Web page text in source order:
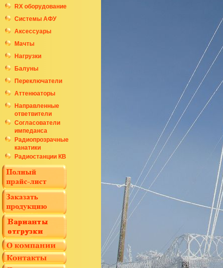
RX оборудование
Системы АФУ
Аксессуары
Мачты
Нагрузки
Балуны
Переключатели
Аттенюаторы
Направленные
ответвители
Согласователи
импеданса
Радиопрозрачные
канатики
Радиостанции КВ